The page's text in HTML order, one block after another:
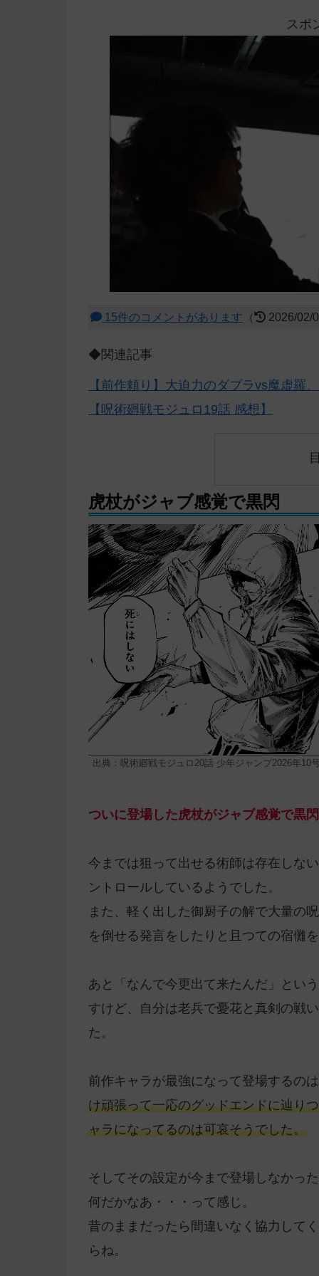
スポ
15件のコメントがあります （ 2026/02/
◆関連記事
【前作頼り】大迫力のダブラvs魔虚羅
【呪術廻戦モジュロ19話 感想】
虎杖がジャブ感覚で黒閃
出典：呪術廻戦モジュロ20話 少年ジャンプ2026年10
ついに登場した虎杖がジャブ感覚で黒
今までは狙って出せる術師は存在しな
ントロールしているようでした。
また、軽く出した御厨子の解で大量の
を倒せる発言をしたりと且つての宿儺
あと「なんで今更出て来たんだ」とい
すけど、自分は老兵で憂花と真剣の戦
た。
前作キャラが最強になって登場するの
け頑張って一応のグッドエンドに辿り
ャラになってるのは可哀そうでした。
そしてその設定が今まで登場しなかっ
何だかなあ・・・って感じ。
昔のままだったら間違いなく協力して
らね。